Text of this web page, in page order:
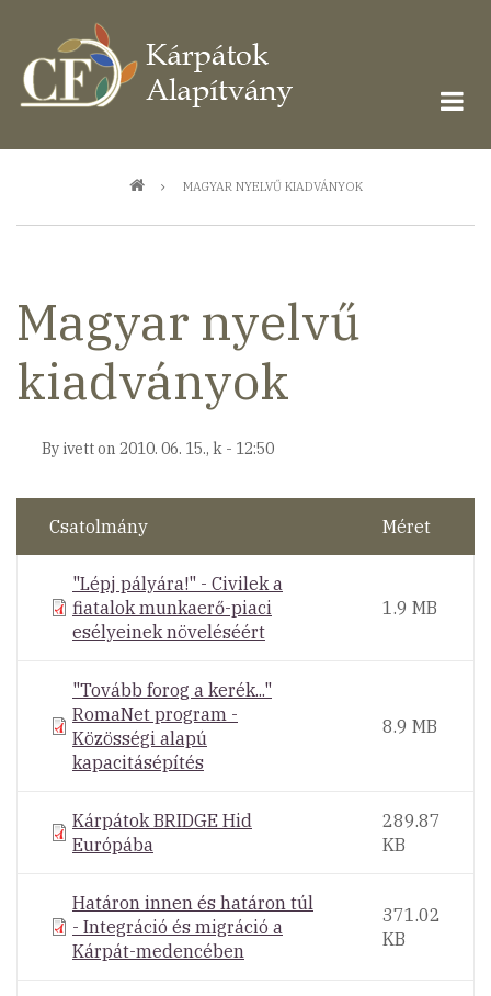
tartalomra
MAGYAR NYELVŰ KIADVÁNYOK
Magyar nyelvű
kiadványok
By ivetton 2010. 06. 15., k - 12:50
Csatolmány Méret
"Lépj pályára!" - Civilek a
fiatalok munkaerő-piaci
esélyeinek növeléséért
1.9 MB
"Tovább forog a kerék..."
RomaNet program -
Közösségi alapú
kapacitásépítés
8.9 MB
Kárpátok BRIDGE Hid
Európába
289.87
KB
Határon innen és határon túl
- Integráció és migráció a
Kárpát-medencében
371.02
KB